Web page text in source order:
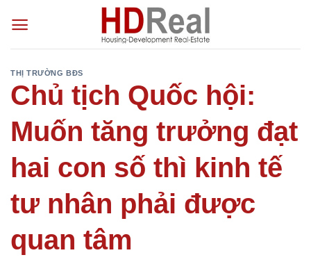
THỊ TRƯỜNG BĐS
Chủ tịch Quốc hội:
Muốn tăng trưởng đạt
hai con số thì kinh tế
tư nhân phải được
quan tâm